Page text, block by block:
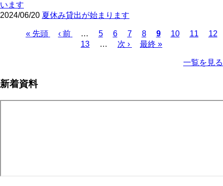
います
2024/06/20 夏休み貸出が始まります
り
先
« 先頭
前
‹ 前 …
ペ
ー
5
ペ
ー
6
ペ
ー
7
ペ
ー
8
カ
レ
9
ペ
10
ペ
11
ペ
12
ペ
13 …
次
次 ›
最
最終 »
一覧を見る
新着資料